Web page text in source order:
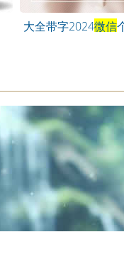
大全带字2024微信